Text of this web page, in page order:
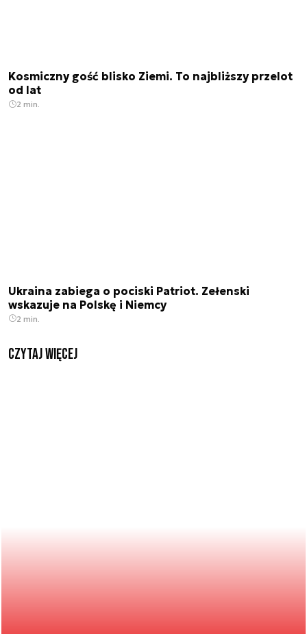
Kosmiczny gość blisko Ziemi. To najbliższy przelot
od lat
2 min.
Ukraina zabiega o pociski Patriot. Zełenski
wskazuje na Polskę i Niemcy
2 min.
czytaj więcej